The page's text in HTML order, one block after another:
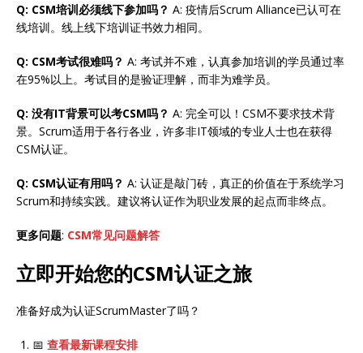
Q: CSM培训必须线下参加吗？ A: 疫情后Scrum Alliance已认可在
线培训。线上线下培训证书效力相同。
Q: CSM考试很难吗？ A: 考试并不难，认真参加培训的学员通过率
在95%以上。考试目的是验证理解，而非为难学员。
Q: 没有IT背景可以考CSM吗？ A: 完全可以！CSM不要求技术背
景。Scrum适用于各行各业，许多非IT领域的专业人士也在获得
CSM认证。
Q: CSM认证有用吗？ A: 认证是敲门砖，真正的价值在于系统学习
Scrum和持续实践。建议将认证作为职业发展的起点而非终点。
更多问题: CSM常见问题解答
立即开始您的CSM认证之旅
准备好成为认证ScrumMaster了吗？
📅 查看最新课程安排